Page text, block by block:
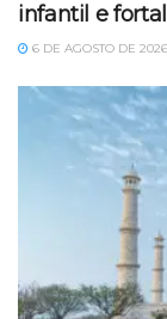
infantil e
6 DE AGOSTO DE 2026